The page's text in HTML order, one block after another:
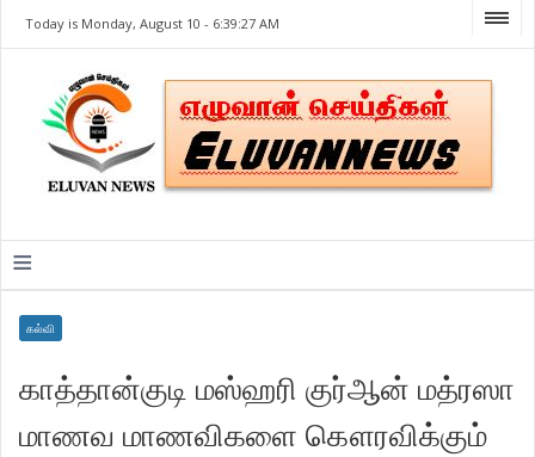
Today is Monday, August 10 - 6:39:27 AM
≡
கல்வி
காத்தான்குடி மஸ்ஹரி குர்ஆன் மத்ரஸா
மாணவ மாணவிகளை கௌரவிக்கும்